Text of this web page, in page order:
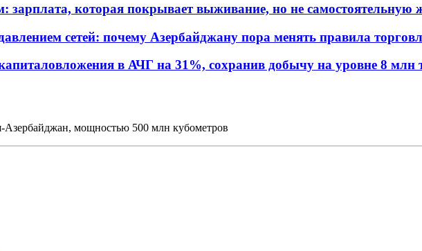
зарплата, которая покрывает выживание, но не самостоятельную
сетей: почему Азербайджану пора менять правила
в АЧГ на 31%, сохранив добычу на уровне 8 млн
Азербайджан, мощностью 500 млн кубометров